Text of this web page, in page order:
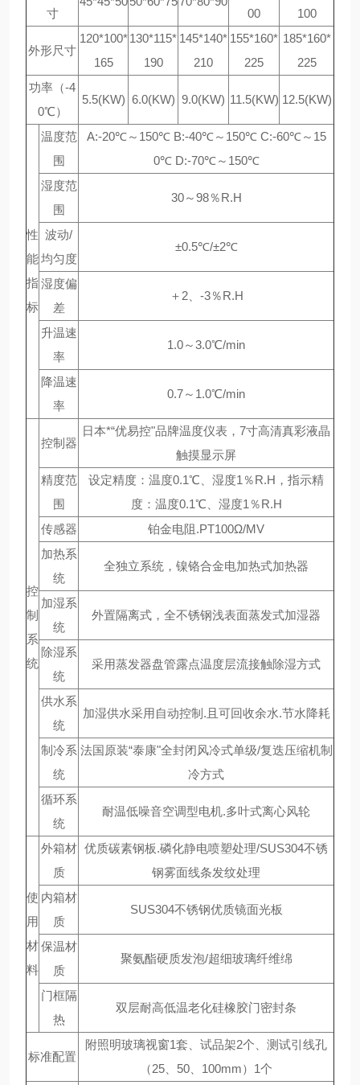
寸
00
100
外形尺寸
120*100*
165
130*115*
190
145*140*
210
155*160*
225
185*160*
225
功率（-4
0℃）
5.5(KW) 6.0(KW) 9.0(KW) 11.5(KW) 12.5(KW)
性
能
指
标
温度范
围
A:-20℃～150℃ B:-40℃～150℃ C:-60℃～15
0℃ D:-70℃～150℃
湿度范
围
30～98％R.H
波动/
均匀度
±0.5℃/±2℃
湿度偏
差
＋2、-3％R.H
升温速
率
1.0～3.0℃/min
降温速
率
0.7～1.0℃/min
控
制
系
统
控制器
日本*“优易控"品牌温度仪表，7寸高清真彩液晶
触摸显示屏
精度范
围
设定精度：温度0.1℃、湿度1％R.H，指示精
度：温度0.1℃、湿度1％R.H
传感器
铂金电阻.PT100Ω/MV
加热系
统
全独立系统，镍铬合金电加热式加热器
加湿系
统
外置隔离式，全不锈钢浅表面蒸发式加湿器
除湿系
统
采用蒸发器盘管露点温度层流接触除湿方式
供水系
统
加湿供水采用自动控制.且可回收余水.节水降耗
制冷系
统
法国原装“泰康"全封闭风冷式单级/复迭压缩机制
冷方式
循环系
统
耐温低噪音空调型电机.多叶式离心风轮
使
用
材
料
外箱材
质
优质碳素钢板.磷化静电喷塑处理/SUS304不锈
钢雾面线条发纹处理
内箱材
质
SUS304不锈钢优质镜面光板
保温材
质
聚氨酯硬质发泡/超细玻璃纤维绵
门框隔
热
双层耐高低温老化硅橡胶门密封条
标准配置
附照明玻璃视窗1套、试品架2个、测试引线孔
（25、50、100mm）1个